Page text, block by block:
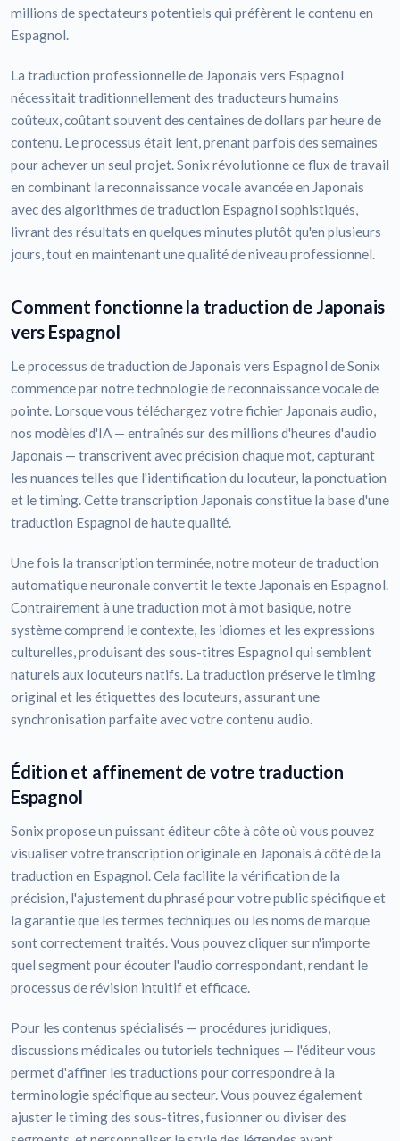
millions de spectateurs potentiels qui préfèrent le contenu en
Espagnol.
La traduction professionnelle de Japonais vers Espagnol
nécessitait traditionnellement des traducteurs humains
coûteux, coûtant souvent des centaines de dollars par heure de
contenu. Le processus était lent, prenant parfois des semaines
pour achever un seul projet. Sonix révolutionne ce flux de travail
en combinant la reconnaissance vocale avancée en Japonais
avec des algorithmes de traduction Espagnol sophistiqués,
livrant des résultats en quelques minutes plutôt qu'en plusieurs
jours, tout en maintenant une qualité de niveau professionnel.
Comment fonctionne la traduction de Japonais
vers Espagnol
Le processus de traduction de Japonais vers Espagnol de Sonix
commence par notre technologie de reconnaissance vocale de
pointe. Lorsque vous téléchargez votre fichier Japonais audio,
nos modèles d'IA — entraînés sur des millions d'heures d'audio
Japonais — transcrivent avec précision chaque mot, capturant
les nuances telles que l'identification du locuteur, la ponctuation
et le timing. Cette transcription Japonais constitue la base d'une
traduction Espagnol de haute qualité.
Une fois la transcription terminée, notre moteur de traduction
automatique neuronale convertit le texte Japonais en Espagnol.
Contrairement à une traduction mot à mot basique, notre
système comprend le contexte, les idiomes et les expressions
culturelles, produisant des sous-titres Espagnol qui semblent
naturels aux locuteurs natifs. La traduction préserve le timing
original et les étiquettes des locuteurs, assurant une
synchronisation parfaite avec votre contenu audio.
Édition et affinement de votre traduction
Espagnol
Sonix propose un puissant éditeur côte à côte où vous pouvez
visualiser votre transcription originale en Japonais à côté de la
traduction en Espagnol. Cela facilite la vérification de la
précision, l'ajustement du phrasé pour votre public spécifique et
la garantie que les termes techniques ou les noms de marque
sont correctement traités. Vous pouvez cliquer sur n'importe
quel segment pour écouter l'audio correspondant, rendant le
processus de révision intuitif et efficace.
Pour les contenus spécialisés — procédures juridiques,
discussions médicales ou tutoriels techniques — l'éditeur vous
permet d'affiner les traductions pour correspondre à la
terminologie spécifique au secteur. Vous pouvez également
ajuster le timing des sous-titres, fusionner ou diviser des